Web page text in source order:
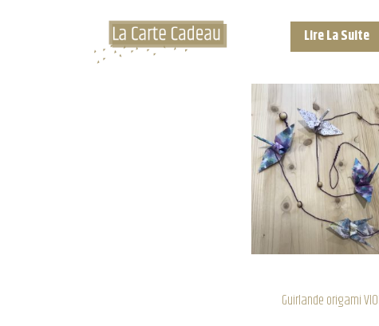
Lire La Suite
Guirlande origami